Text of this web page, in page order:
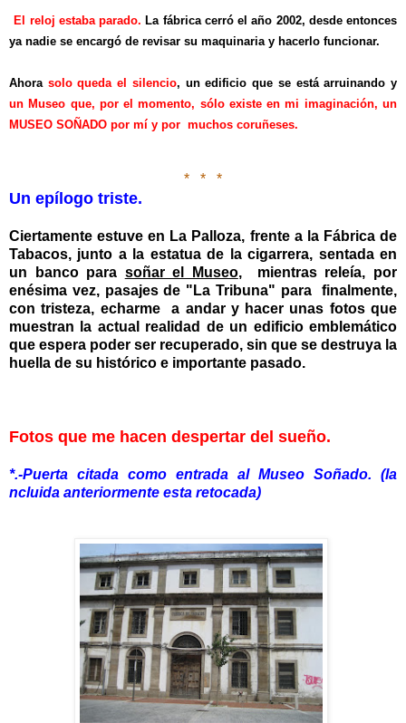
El reloj estaba parado. La fábrica cerró el año 2002, desde entonces
ya nadie se encargó de revisar su maquinaria y hacerlo funcionar.
Ahora solo queda el silencio, un edificio que se está arruinando y
un Museo que, por el momento, sólo existe en mi imaginación, un
MUSEO SOÑADO por mí y por muchos coruñeses.
* * *
Un epílogo triste.
Ciertamente estuve en La Palloza, frente a la Fábrica de
Tabacos, junto a la estatua de la cigarrera, sentada en
un banco para soñar el Museo, mientras releía, por
enésima vez, pasajes de "La Tribuna" para finalmente,
con tristeza, echarme a andar y hacer unas fotos que
muestran la actual realidad de un edificio emblemático
que espera poder ser recuperado, sin que se destruya la
huella de su histórico e importante pasado.
Fotos que me hacen despertar del sueño.
*.-Puerta citada como entrada al Museo Soñado. (la
ncluida anteriormente esta retocada)